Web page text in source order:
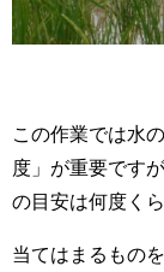
この作業では水
度」が重要です
の目安は何度く
当てはまるもの